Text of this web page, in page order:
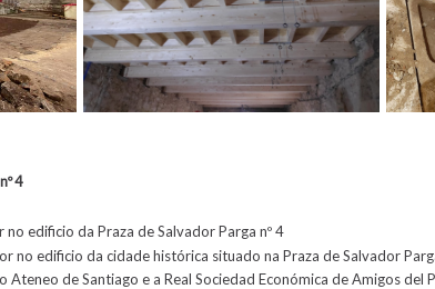
4
no edificio da Praza de Salvador Parga nº 4
no edificio da cidade histórica situado na Praza de Salvador
de Santiago e a Real Sociedad Económica de Amigos del